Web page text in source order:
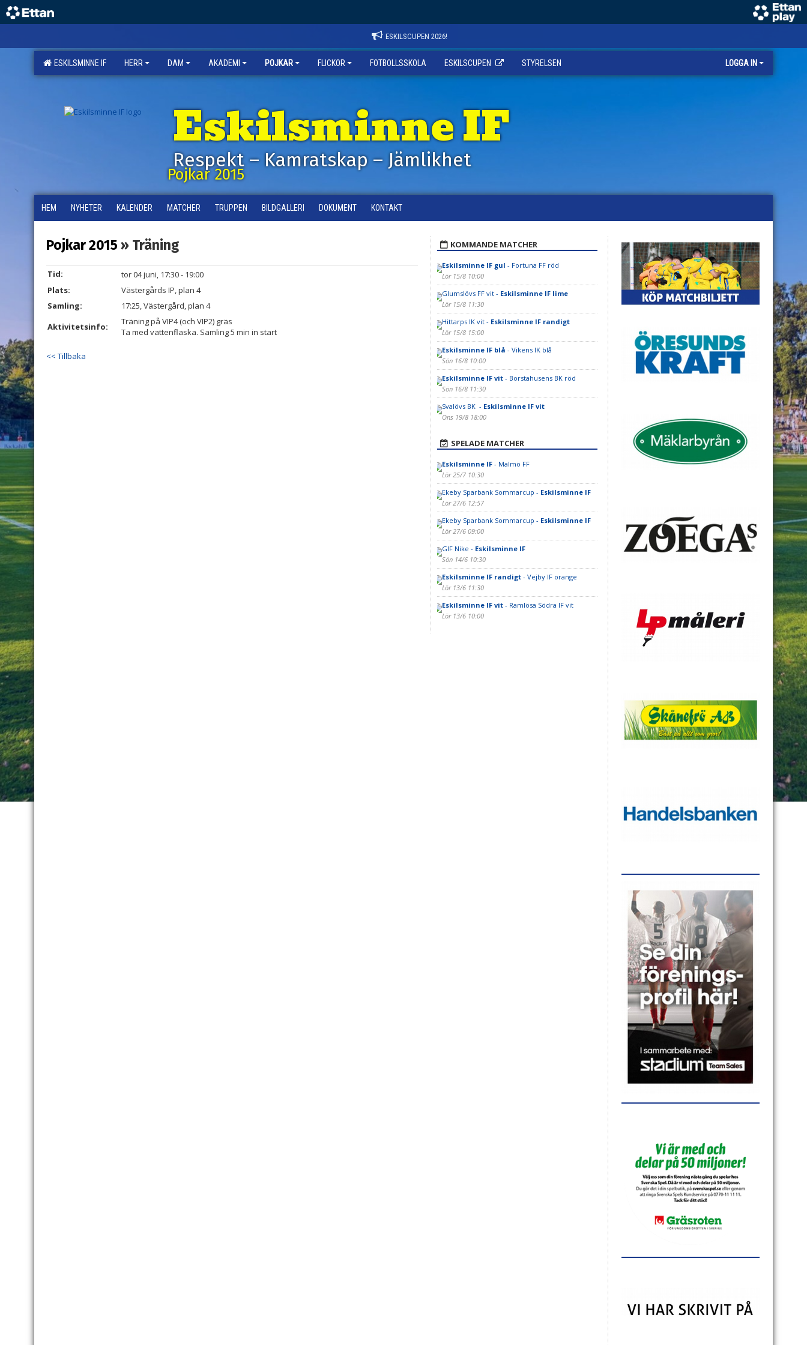
ESKILSCUPEN 2026!
ESKILSMINNE IF HERR DAM AKADEMI POJKAR FLICKOR FOTBOLLSSKOLA ESKILSCUPEN STYRELSEN LOGGA IN
Eskilsminne IF
Respekt – Kamratskap – Jämlikhet
Pojkar 2015
HEM NYHETER KALENDER MATCHER TRUPPEN BILDGALLERI DOKUMENT KONTAKT
Pojkar 2015 » Träning
Tid:
tor 04 juni, 17:30 - 19:00
Plats:
Västergårds IP, plan 4
Samling:
17:25, Västergård, plan 4
Aktivitetsinfo:
Träning på VIP4 (och VIP2) gräs
Ta med vattenflaska. Samling 5 min in start
<< Tillbaka
KOMMANDE MATCHER
Eskilsminne IF gul - Fortuna FF röd
Lör 15/8 10:00
Glumslövs FF vit - Eskilsminne IF lime
Lör 15/8 11:30
Hittarps IK vit - Eskilsminne IF randigt
Lör 15/8 15:00
Eskilsminne IF blå - Vikens IK blå
Sön 16/8 10:00
Eskilsminne IF vit- Borstahusens BK röd
Sön 16/8 11:30
Svalövs BK - Eskilsminne IF vit
Ons 19/8 18:00
SPELADE MATCHER
Eskilsminne IF- Malmö FF
Lör 25/7 10:30
Ekeby Sparbank Sommarcup - Eskilsminne IF
Lör 27/6 12:57
Ekeby Sparbank Sommarcup - Eskilsminne IF
Lör 27/6 09:00
GIF Nike - Eskilsminne IF
Sön 14/6 10:30
Eskilsminne IF randigt- Vejby IF orange
Lör 13/6 11:30
Eskilsminne IF vit- Ramlösa Södra IF vit
Lör 13/6 10:00